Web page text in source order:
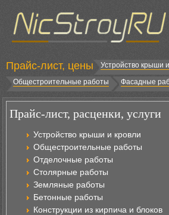
Прайс-лист, цены Устройство крыши
Общестроительные работы
Фасадные
Прайс-лист, расценки, услуги
Устройство крыши и кровли
Общестроительные работы
Отделочные работы
Столярные работы
Земляные работы
Бетонные работы
Конструкции из кирпича и блоков